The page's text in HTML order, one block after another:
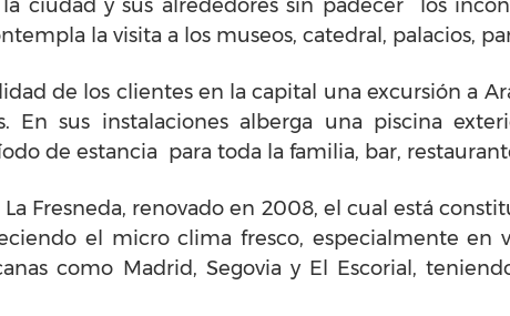
ciudad y sus alrededores sin padecer los
la visita a los museos, catedral, palacios,
de los clientes en la capital una excursión a
En sus instalaciones alberga una piscina
de estancia para toda la familia, bar,
Fresneda, renovado en 2008, el cual está
el micro clima fresco, especialmente en
como Madrid, Segovia y El Escorial,